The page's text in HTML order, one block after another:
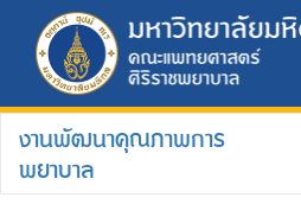
งานพัฒนาคุณภาพการ
พยาบาล